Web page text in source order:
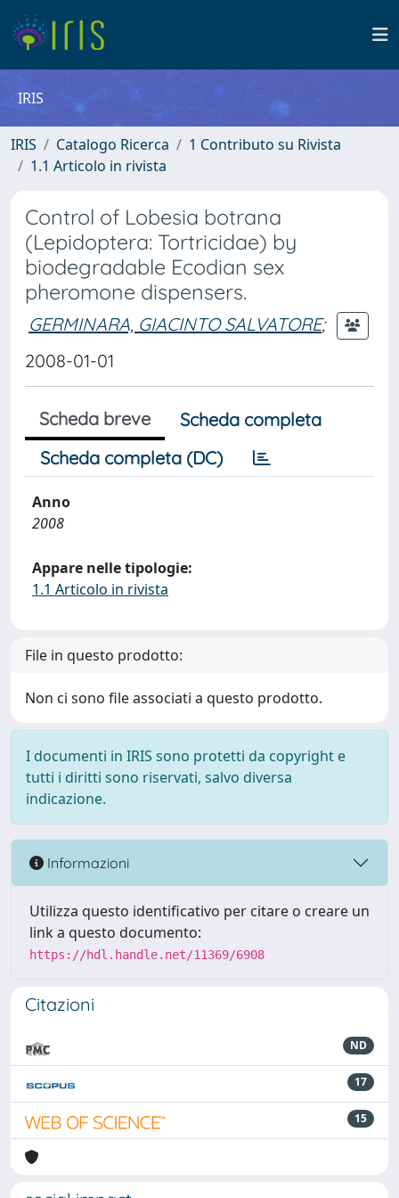
IRIS
IRIS Catalogo Ricerca
1 Contributo su Rivista
1.1 Articolo in rivista
Control of Lobesia botrana
(Lepidoptera: Tortricidae) by
biodegradable Ecodian sex
pheromone dispensers.
GERMINARA, GIACINTO SALVATORE;
2008-01-01
Scheda breve
Scheda completa
Scheda completa (DC)
Anno
2008
Appare nelle tipologie:
1.1 Articolo in rivista
File in questo prodotto:
Non ci sono file associati a questo prodotto.
I documenti in IRIS sono protetti da copyright e
tutti i diritti sono riservati, salvo diversa
indicazione.
Informazioni
Utilizza questo identificativo per citare o creare un
link a questo documento:
https://hdl.handle.net/11369/6908
Citazioni
ND
17
15